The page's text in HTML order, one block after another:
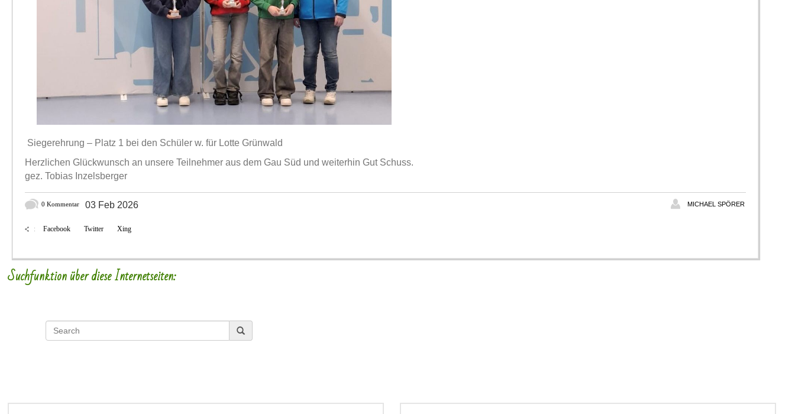
Siegerehrung – Platz 1 bei den Schüler w. für Lotte Grünwald
Herzlichen Glückwunsch an unsere Teilnehmer aus dem Gau Süd und weiterhin Gut Schuss.
gez. Tobias Inzelsberger
03 Feb 2026
0 Kommentar MICHAEL SPÖRER
: Facebook Twitter Xing
Suchfunktion über diese Internetseiten: